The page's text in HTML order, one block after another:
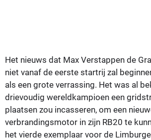
Het nieuws dat Max Verstappen de
niet vanaf de eerste startrij zal
als een grote verrassing. Het was al
drievoudig wereldkampioen een
plaatsen zou incasseren, om een
verbrandingsmotor in zijn RB20 te
het vierde exemplaar voor de